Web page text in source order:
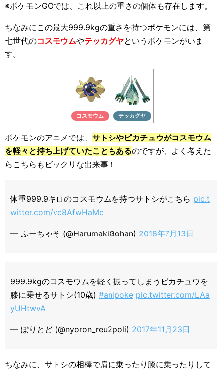
※ポケモンGOでは、これ以上の重さの個体も存在します。
ちなみにこの最大999.9kgの重さを持つポケモンには、第
七世代のコスモウムやテッカグヤというポケモンがいま
す。
コスモウム テッカグヤ
ポケモンのアニメでは、 サトシやピカチュウがコスモウム
を軽々と持ち上げていたこともあるのですが、よく考えた
らこちらもビックリな出来事！
体重999.9キロのコスモウムを持つサトシがこちら pic.t
witter.com/vc8AfwHaMc
— ふーちゃそ (@HarumakiGohan) 2018年7月13日
999.9kgのコスモウムを軽く振ってしまうピカチュウを
膝に乗せるサトシ(10歳) #anipoke pic.twitter.com/LAa
yUHtwvA
— ぽりとど (@nyoron_reu2poli) 2017年11月23日
ちなみに、サトシの相棒で肩に乗ったり膝に乗ったりして